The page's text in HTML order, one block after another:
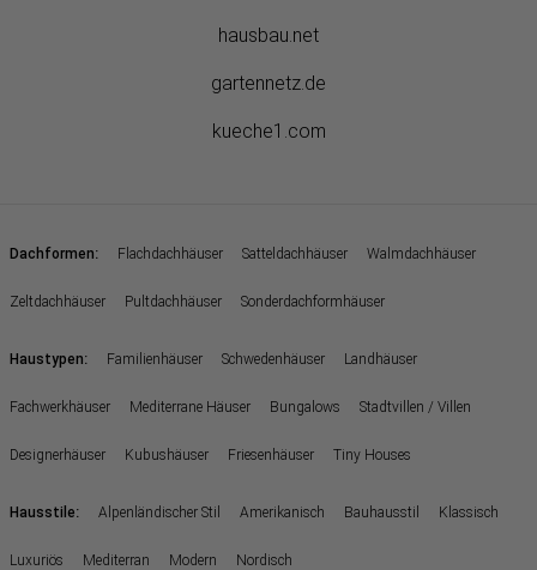
hausbau.net
gartennetz.de
kueche1.com
Dachformen: Flachdachhäuser Satteldachhäuser Walmdachhäuser
Zeltdachhäuser Pultdachhäuser Sonderdachformhäuser
Haustypen: Familienhäuser Schwedenhäuser Landhäuser
Fachwerkhäuser Mediterrane Häuser Bungalows Stadtvillen / Villen
Designerhäuser Kubushäuser Friesenhäuser Tiny Houses
Hausstile: Alpenländischer Stil Amerikanisch Bauhausstil Klassisch
Luxuriös Mediterran Modern Nordisch